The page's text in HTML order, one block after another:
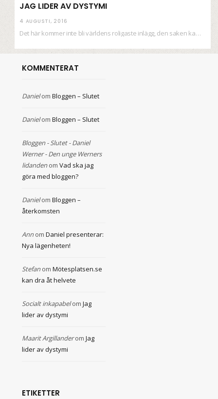
JAG LIDER AV DYSTYMI
4 AUGUSTI, 2016
Det här kommer inte bli världens roligaste inlägg, den saken kan ni räkna med. Det…
KOMMENTERAT
Danielom Bloggen – Slutet
Danielom Bloggen – Slutet
Bloggen - Slutet - Daniel
Werner - Den unge Werners
lidanden om Vad ska jag
göra med bloggen?
Danielom Bloggen –
återkomsten
Ann om Daniel presenterar:
Nya lägenheten!
Stefan om Mötesplatsen.se
kan dra åt helvete
Socialt inkapabelom Jag
lider av dystymi
Maarit Argillanderom Jag
lider av dystymi
ETIKETTER